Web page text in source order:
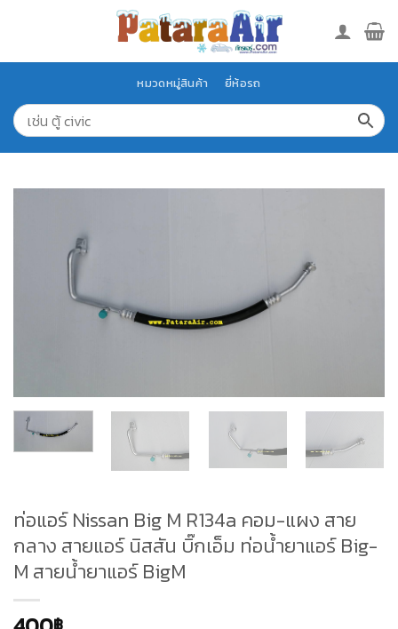
หมวดหมู่สินค้า ยี่ห้อรถ
ท่อแอร์ Nissan Big M R134a คอม-แผง สาย
กลาง สายแอร์ นิสสัน บิ๊กเอ็ม ท่อน้ำยาแอร์ Big-
M สายน้ำยาแอร์ BigM
฿